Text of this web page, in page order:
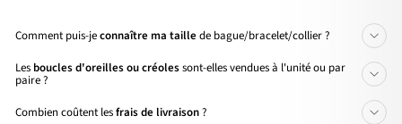
Comment puis-jeconnaître ma taille de bague/bracelet/collier ?
Les boucles d'oreilles ou créolessont-elles vendues à l'unité ou par
paire ?
Combien coûtent lesfrais de livraison?